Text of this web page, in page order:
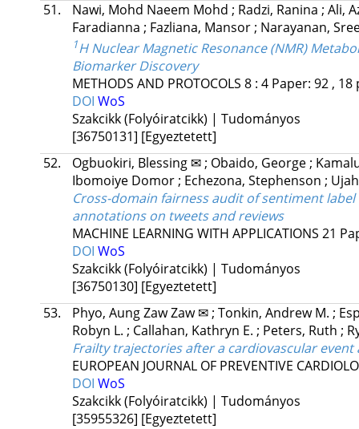
51.
Nawi, Mohd Naeem Mohd ; Radzi, Ranina ; Ali,
Faradianna ; Fazliana, Mansor; Narayanan,
1H Nuclear Magnetic Resonance (NMR)
Biomarker Discovery
METHODS AND PROTOCOLS 8: 4 Paper: 92 , 18
DOI WoS
Szakcikk (Folyóiratcikk) | Tudományos
[36750131] [Egyeztetett]
52.
Ogbuokiri, Blessing ✉ ; Obaido, George ;
Ibomoiye Domor ; Echezona, Stephenson ;
Cross-domain fairness audit of sentiment
annotations on tweets and reviews
MACHINE LEARNING WITH APPLICATIONS 21
DOI WoS
Szakcikk (Folyóiratcikk) | Tudományos
[36750130] [Egyeztetett]
53.
Phyo, Aung Zaw Zaw ✉ ; Tonkin, Andrew M. ;
Robyn L. ; Callahan, Kathryn E. ; Peters, Ruth ;
Frailty trajectories after a cardiovascular
EUROPEAN JOURNAL OF PREVENTIVE
DOI WoS
Szakcikk (Folyóiratcikk) | Tudományos
[35955326] [Egyeztetett]